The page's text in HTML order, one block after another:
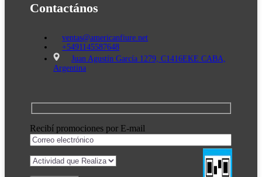
Contactános
ventas@americanfiure.net
+5491145587648
Juan Agustín García 1279, C1416EKE CABA,
Argentina
Recibí promociones por E-mail